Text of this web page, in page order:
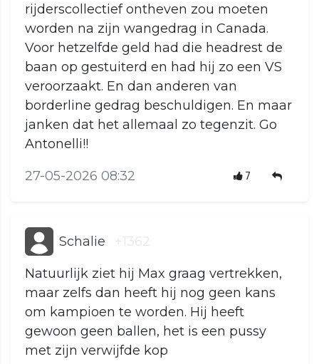
rijderscollectief ontheven zou moeten
worden na zijn wangedrag in Canada.
Voor hetzelfde geld had die headrest de
baan op gestuiterd en had hij zo een VS
veroorzaakt. En dan anderen van
borderline gedrag beschuldigen. En maar
janken dat het allemaal zo tegenzit. Go
Antonelli!!
27-05-2026 08:32 7
Schalie +1362
Natuurlijk ziet hij Max graag vertrekken,
maar zelfs dan heeft hij nog geen kans
om kampioen te worden. Hij heeft
gewoon geen ballen, het is een pussy
met zijn verwijfde kop